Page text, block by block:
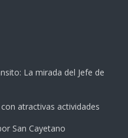
La mirada del Jefe de
atractivas actividades
San Cayetano